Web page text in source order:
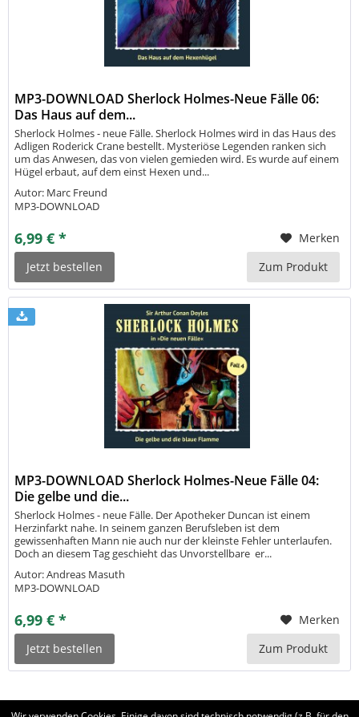
MP3-DOWNLOAD Sherlock Holmes-Neue Fälle 06:
Das Haus auf dem...
Sherlock Holmes - neue Fälle. Sherlock Holmes wird in das Haus des
Adligen Roderick Crane bestellt. Mysteriöse Legenden ranken sich
um das Anwesen, das von vielen gemieden wird. Es wurde auf einem
Hügel erbaut, auf dem einst Hexen und...
Autor: Marc Freund
MP3-DOWNLOAD
6,99 € *
Merken
Jetzt bestellen
Zum Produkt
MP3-DOWNLOAD Sherlock Holmes-Neue Fälle 04:
Die gelbe und die...
Sherlock Holmes - neue Fälle. Der Apotheker Duncan ist einem
Herzinfarkt nahe. In seinem ganzen Berufsleben ist dem
gewissenhaften Mann nie auch nur der kleinste Fehler unterlaufen.
Doch an diesem Tag geschieht das Unvorstellbare  er...
Autor: Andreas Masuth
MP3-DOWNLOAD
6,99 € *
Merken
Jetzt bestellen
Zum Produkt